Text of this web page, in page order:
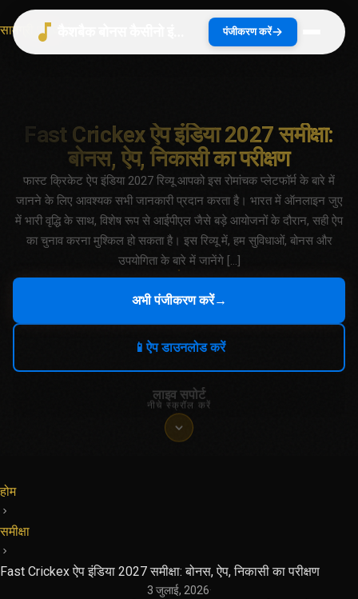
सामग्री पर जाएं पंजीकरण करें
Fast Crickex ऐप इंडिया 2027 समीक्षा:
बोनस, ऐप, निकासी का परीक्षण
फास्ट क्रिकेट ऐप इंडिया 2027 रिव्यू आपको इस रोमांचक प्लेटफॉर्म के बारे में
जानने के लिए आवश्यक सभी जानकारी प्रदान करता है। भारत में ऑनलाइन जुए
में भारी वृद्धि के साथ, विशेष रूप से आईपीएल जैसे बड़े आयोजनों के दौरान, सही ऐप
का चुनाव करना मुश्किल हो सकता है। इस रिव्यू में, हम सुविधाओं, बोनस और
उपयोगिता के बारे में जानेंगे […]
अभी पंजीकरण करें→
📱ऐप डाउनलोड करें
लाइव सपोर्ट
नीचे स्क्रॉल करें
होम
समीक्षा
Fast Crickex ऐप इंडिया 2027 समीक्षा: बोनस, ऐप, निकासी का परीक्षण
3 जुलाई, 2026·